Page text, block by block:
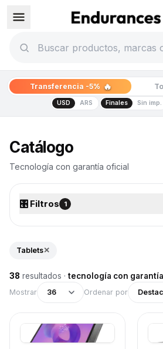
Transferencia -5% 🔥
USD ARS Finales Sin imp.
Catálogo de tecnología
Catálogo
Tecnología con garantía oficial
🎛️ Filtros 1
Tablets✕
38 resultados · tecnología con
Mostrar 36 Ordenar por